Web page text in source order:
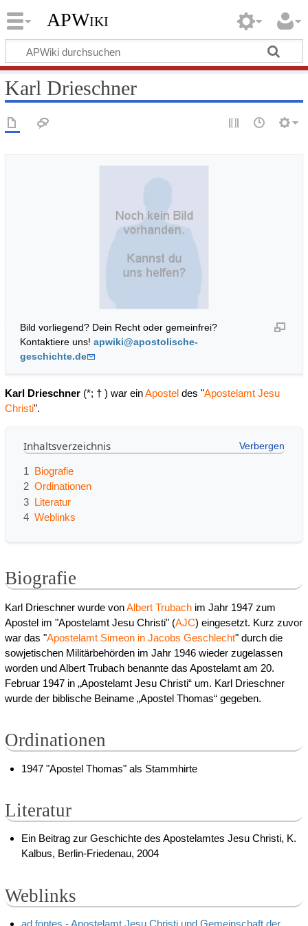
APWiki
Karl Drieschner
Bild vorliegend? Dein Recht oder gemeinfrei?
Kontaktiere uns!apwiki@apostolische-
geschichte.de
Karl Drieschner(*; † ) war einAposteldes "Apostelamt Jesu
Christi".
Inhaltsverzeichnis
1
Biografie
2 Ordinationen
3 Literatur
4 Weblinks
Biografie
Karl Drieschner wurde vonAlbert Trubachim Jahr 1947 zum
Apostel im "Apostelamt Jesu Christi" (AJC) eingesetzt. Kurz zuvor
war das "Apostelamt Simeon in Jacobs Geschlecht" durch die
sowjetischen Militärbehörden im Jahr 1946 wieder zugelassen
worden und Albert Trubach benannte das Apostelamt am 20.
Februar 1947 in „Apostelamt Jesu Christi“ um. Karl Drieschner
wurde der biblische Beiname „Apostel Thomas“ gegeben.
Ordinationen
1947 "Apostel Thomas" als Stammhirte
Literatur
Ein Beitrag zur Geschichte des Apostelamtes Jesu Christi, K.
Kalbus, Berlin-Friedenau, 2004
Weblinks